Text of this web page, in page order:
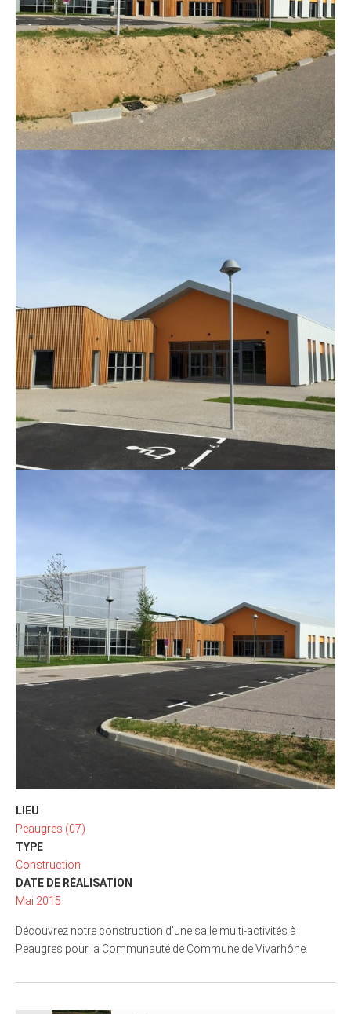
LIEU
Peaugres (07)
TYPE
Construction
DATE DE RÉALISATION
Mai 2015
Découvrez notre construction d’une salle multi-activités à
Peaugres pour la Communauté de Commune de Vivarhône.